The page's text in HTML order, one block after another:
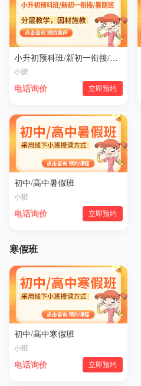
小升初预科班/新初一衔接/暑期班
小班
电话询价 立即预约
初中/高中暑假班
小班
电话询价 立即预约
寒假班
初中/高中寒假班
小班
电话询价 立即预约